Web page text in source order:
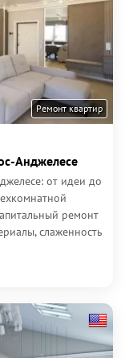
Ремонт квартир
Анджелесе
от идеи до
ремонт
слаженность